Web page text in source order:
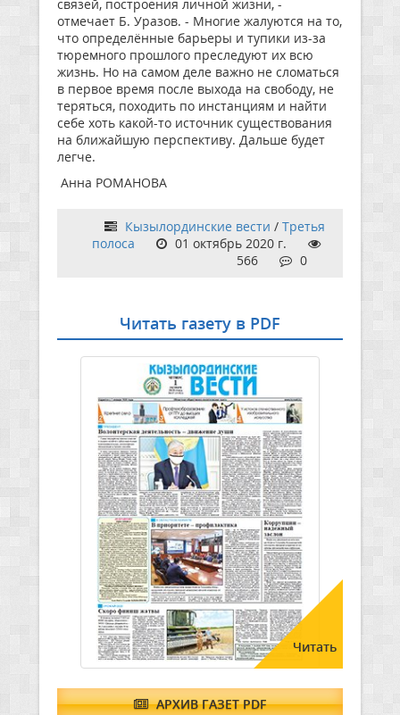
связей, построения личной жизни, -
отмечает Б. Уразов. - Многие жалуются на то,
что определённые барьеры и тупики из-за
тюремного прошлого преследуют их всю
жизнь. Но на самом деле важно не сломаться
в первое время после выхода на свободу, не
теряться, походить по инстанциям и найти
себе хоть какой-то источник существования
на ближайшую перспективу. Дальше будет
легче.
Анна РОМАНОВА
Кызылординские вести / Третья
полоса
01 октябрь 2020 г.
566
0
Читать газету в PDF
Читать
АРХИВ ГАЗЕТ PDF